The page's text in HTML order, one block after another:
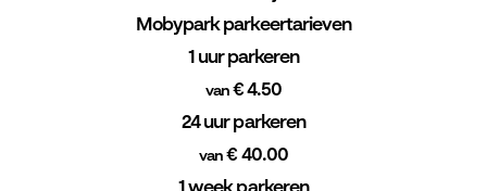
Mobypark parkeertarieven
1 uur parkeren
van€ 4.50
24 uur parkeren
van € 40.00